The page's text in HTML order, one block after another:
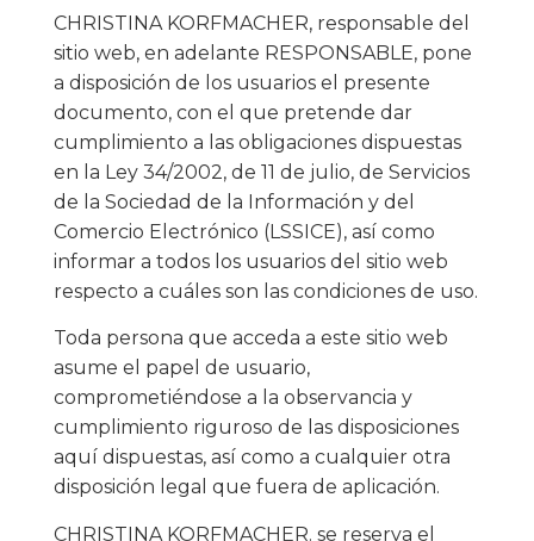
CHRISTINA KORFMACHER, responsable del
sitio web, en adelante RESPONSABLE, pone
a disposición de los usuarios el presente
documento, con el que pretende dar
cumplimiento a las obligaciones dispuestas
en la Ley 34/2002, de 11 de julio, de Servicios
de la Sociedad de la Información y del
Comercio Electrónico (LSSICE), así como
informar a todos los usuarios del sitio web
respecto a cuáles son las condiciones de uso.
Toda persona que acceda a este sitio web
asume el papel de usuario,
comprometiéndose a la observancia y
cumplimiento riguroso de las disposiciones
aquí dispuestas, así como a cualquier otra
disposición legal que fuera de aplicación.
CHRISTINA KORFMACHER. se reserva el